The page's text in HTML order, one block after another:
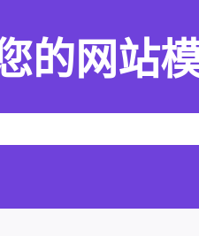
的网站